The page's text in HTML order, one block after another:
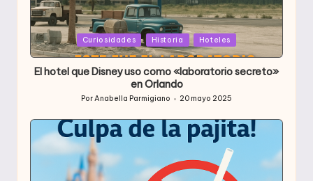
Publicada
en
Curiosidades Historia Hoteles
El hotel que Disney uso como «laboratorio secreto»
en Orlando
PorAnabella Parmigiano 20 mayo 2025